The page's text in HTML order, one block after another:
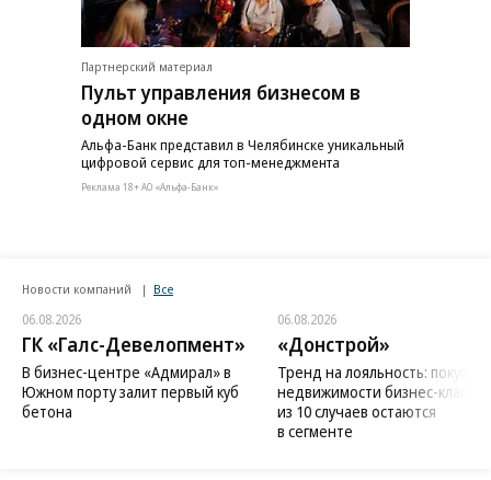
Партнерский материал
Пульт управления бизнесом в
одном окне
Альфа-Банк представил в Челябинске уникальный
цифровой сервис для топ-менеджмента
Реклама 18+ АО «Альфа-Банк»
Новости компаний Все
06.08.2026
ГК «Галс-Девелопмент»
В бизнес-центре «Адмирал» в
Южном порту залит первый куб
бетона
06.08.2026
«Донстрой»
Тренд на лояльность:
недвижимости бизнес-класса
из 10 случаев остаются
в сегменте